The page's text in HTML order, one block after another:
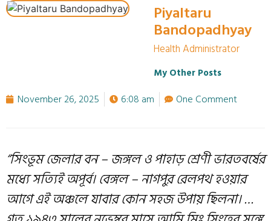
Piyaltaru
Bandopadhyay
Health Administrator
My Other Posts
November 26, 2025 6:08 am One Comment
“সিংভূম জেলার বন – জঙ্গল ও পাহাড় শ্রেণী ভারতবর্ষের
মধ্যে সত্যিই অপূর্ব। বেঙ্গল – নাগপুর রেলপথ হওয়ার
আগে এই অঞ্চলে যাবার কোন সহজ উপায় ছিলনা। …